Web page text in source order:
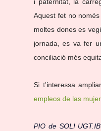
i paternitat, la
Aquest fet no
moltes dones es
jornada, es va fer
conciliació més
Si t'interessa
empleos de las
PIO de SOLI